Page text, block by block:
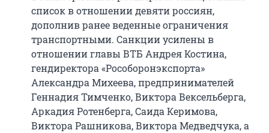
список в отношении девяти россиян,
дополнив ранее веденные ограничения
транспортными. Санкции усилены в
отношении главы ВТБ Андрея Костина,
гендиректора «Рособоронэкспорта»
Александра Михеева, предпринимателей
Геннадия Тимченко, Виктора Вексельберга,
Аркадия Ротенберга, Саида Керимова,
Виктора Рашникова, Виктора Медведчука, а